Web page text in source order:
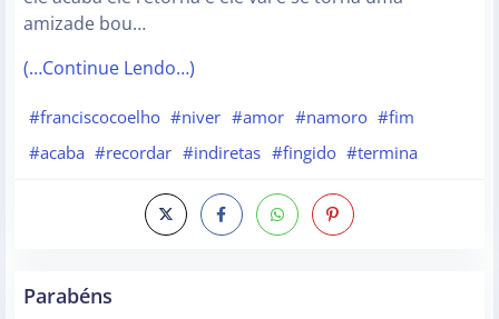
amizade bou…
(…Continue Lendo…)
#franciscocoelho #niver #amor #namoro #fim
#acaba #recordar #indiretas #fingido #termina
Parabéns